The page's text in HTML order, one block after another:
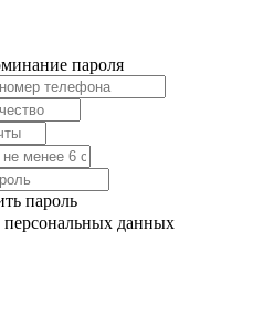
пароля
пароль
персональных данных